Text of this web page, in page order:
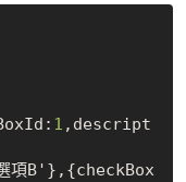
: 1 , descript
項B'},{checkBox